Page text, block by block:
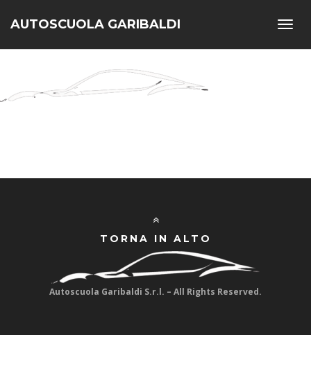
AUTOSCUOLA GARIBALDI
TORNA IN ALTO
Autoscuola Garibaldi S.r.l. – All Rights Reserved.